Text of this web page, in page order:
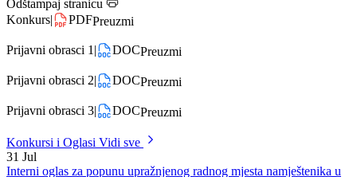
Datum: 03.03.2022.
Odštampaj stranicu
Prijavni obrasci 3